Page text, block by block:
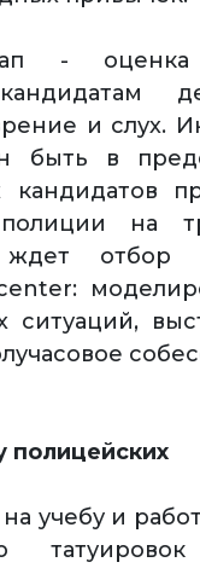
- оценка
и слух.
быть в
кандидатов
на
отбор
ситуаций,
полицейских
учебу и